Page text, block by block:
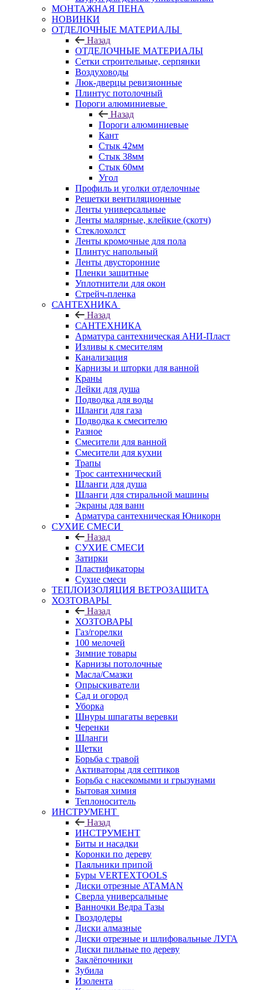
МОНТАЖНАЯ ПЕНА
НОВИНКИ
ОТДЕЛОЧНЫЕ МАТЕРИАЛЫ
Назад
ОТДЕЛОЧНЫЕ МАТЕРИАЛЫ
Сетки строительные, серпянки
Воздуховоды
Люк-дверцы ревизионные
Плинтус потолочный
Пороги алюминиевые
Назад
Пороги алюминиевые
Кант
Стык 42мм
Стык 38мм
Стык 60мм
Угол
Профиль и уголки отделочные
Решетки вентиляционные
Ленты универсальные
Ленты малярные, клейкие (скотч)
Стеклохолст
Ленты кромочные для пола
Плинтус напольный
Ленты двусторонние
Пленки защитные
Уплотнители для окон
Стрейч-пленка
САНТЕХНИКА
Назад
САНТЕХНИКА
Арматура сантехническая АНИ-Пласт
Изливы к смесителям
Канализация
Карнизы и шторки для ванной
Краны
Лейки для душа
Подводка для воды
Шланги для газа
Подводка к смесителю
Разное
Смесители для ванной
Смесители для кухни
Трапы
Трос сантехнический
Шланги для душа
Шланги для стиральной машины
Экраны для ванн
Арматура сантехническая Юникорн
СУХИЕ СМЕСИ
Назад
СУХИЕ СМЕСИ
Затирки
Пластификаторы
Сухие смеси
ТЕПЛОИЗОЛЯЦИЯ ВЕТРОЗАЩИТА
ХОЗТОВАРЫ
Назад
ХОЗТОВАРЫ
Газ/горелки
100 мелочей
Зимние товары
Карнизы потолочные
Масла/Смазки
Опрыскиватели
Сад и огород
Уборка
Шнуры шпагаты веревки
Черенки
Шланги
Щетки
Борьба с травой
Активаторы для септиков
Борьба с насекомыми и грызунами
Бытовая химия
Теплоноситель
ИНСТРУМЕНТ
Назад
ИНСТРУМЕНТ
Биты и насадки
Коронки по дереву
Паяльники припой
Буры VERTEXTOOLS
Диски отрезные ATAMAN
Сверла универсальные
Ванночки Ведра Тазы
Гвоздодеры
Диски алмазные
Диски отрезные и шлифовальные ЛУГА
Диски пильные по дереву
Заклёпочники
Зубила
Изолента